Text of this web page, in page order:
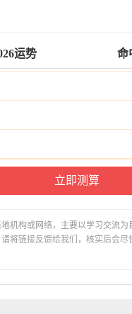
运势 命
机构或网络，主要以学习交流
将链接反馈给我们，核实后会尽